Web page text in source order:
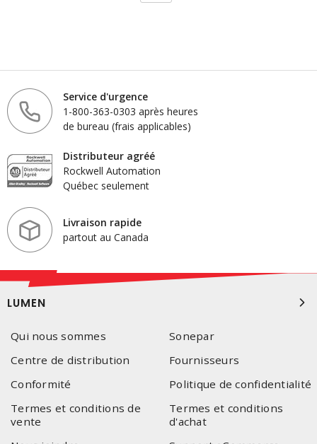
Service d'urgence
1-800-363-0303 après heures
de bureau (frais applicables)
Distributeur agréé
Rockwell Automation
Québec seulement
Livraison rapide
partout au Canada
LUMEN
Qui nous sommes
Sonepar
Centre de distribution
Fournisseurs
Conformité
Politique de confidentialité
Termes et conditions de
vente
Termes et conditions
d'achat